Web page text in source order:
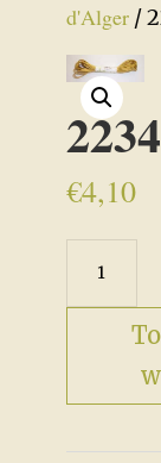
d'Alger/
2234
€4,10
aantal